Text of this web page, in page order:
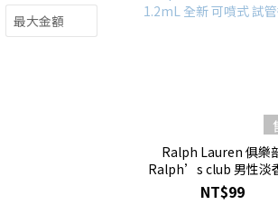
Ralph Lauren 俱樂
Ralph’s club 男性淡
1.2mL 全新 可噴式 試管
NT$99